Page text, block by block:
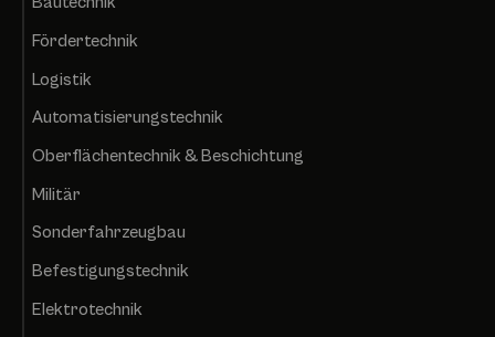
Fördertechnik
Logistik
Automatisierungstechnik
Oberflächentechnik & Beschichtung
Militär
Sonderfahrzeugbau
Befestigungstechnik
Elektrotechnik